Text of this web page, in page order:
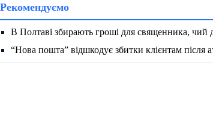
Рекомендуємо
В Полтаві збирають гроші для священника, чий
“Нова пошта” відшкодує збитки клієнтам після